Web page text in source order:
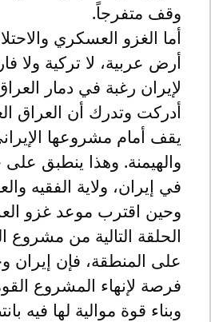
وقف متفرجاً.
أما الغزو العسكري
أرض عربية، لا تركية ولا
لإيران رغبة في دمار
أدركت وتدرك أن العراق
يقف أمام مشروعها
والهيمنة. وهذا ينطبق
في إيران، ولاية الفقيه
وحين اقترب موعد غزو
الحلقة التالية من مشروع
على المنطقة، فإن
فرصة لإنهاء المشروع
وبناء قوة موالية لها فيه